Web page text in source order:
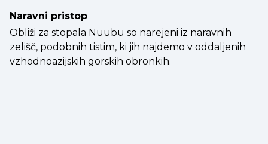
Naravni pristop
Obliži za stopala Nuubu so narejeni iz naravnih
zelišč, podobnih tistim, ki jih najdemo v oddaljenih
vzhodnoazijskih gorskih obronkih.